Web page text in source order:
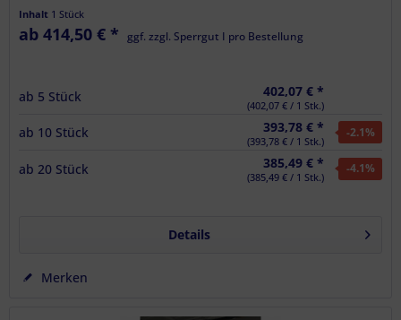
Inhalt 1 Stück
ab 414,50 € * ggf. zzgl. Sperrgut I pro Bestellung
ab 5 Stück 402,07 € *
(402,07 € / 1 Stk.)
ab 10 Stück 393,78 € *
(393,78 € / 1 Stk.)
-2.1%
ab 20 Stück 385,49 € *
(385,49 € / 1 Stk.)
-4.1%
Details
Merken